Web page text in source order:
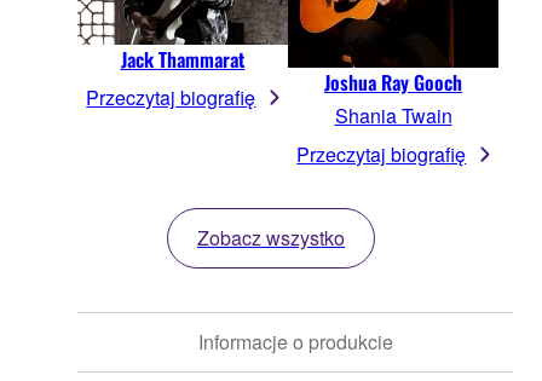
Jack Thammarat
Przeczytaj biografię
Joshua Ray Gooch
Shania Twain
Przeczytaj biografię
Zobacz wszystko
Informacje o produkcie